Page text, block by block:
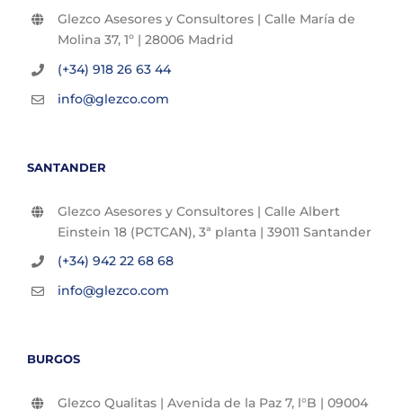
Glezco Asesores y Consultores | Calle María de
Molina 37, 1º | 28006 Madrid
(+34) 918 26 63 44
info@glezco.com
SANTANDER
Glezco Asesores y Consultores | Calle Albert
Einstein 18 (PCTCAN), 3ª planta | 39011 Santander
(+34) 942 22 68 68
info@glezco.com
BURGOS
Glezco Qualitas | Avenida de la Paz 7, l°B | 09004